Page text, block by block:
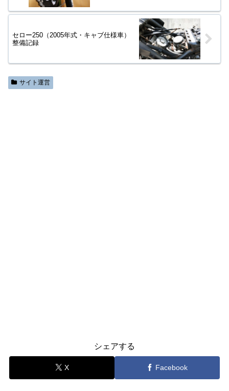
セロー250（2005年式・キャブ仕様車）
整備記録
サイト運営
シェアする
X Facebook